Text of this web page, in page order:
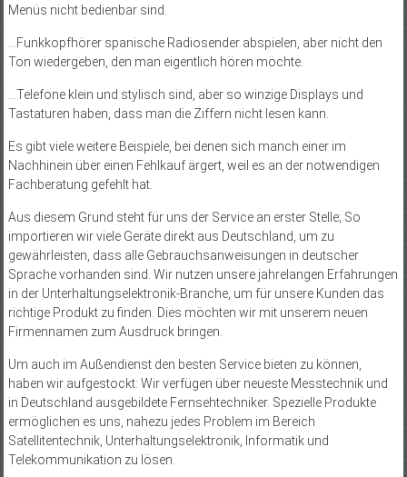
Menüs nicht bedienbar sind.
…Funkkopfhörer spanische Radiosender abspielen, aber nicht den
Ton wiedergeben, den man eigentlich hören möchte.
…Telefone klein und stylisch sind, aber so winzige Displays und
Tastaturen haben, dass man die Ziffern nicht lesen kann.
Es gibt viele weitere Beispiele, bei denen sich manch einer im
Nachhinein über einen Fehlkauf ärgert, weil es an der notwendigen
Fachberatung gefehlt hat.
Aus diesem Grund steht für uns der Service an erster Stelle; So
importieren wir viele Geräte direkt aus Deutschland, um zu
gewährleisten, dass alle Gebrauchsanweisungen in deutscher
Sprache vorhanden sind. Wir nutzen unsere jahrelangen Erfahrungen
in der Unterhaltungselektronik-Branche, um für unsere Kunden das
richtige Produkt zu finden. Dies möchten wir mit unserem neuen
Firmennamen zum Ausdruck bringen.
Um auch im Außendienst den besten Service bieten zu können,
haben wir aufgestockt: Wir verfügen über neueste Messtechnik und
in Deutschland ausgebildete Fernsehtechniker. Spezielle Produkte
ermöglichen es uns, nahezu jedes Problem im Bereich
Satellitentechnik, Unterhaltungselektronik, Informatik und
Telekommunikation zu lösen.